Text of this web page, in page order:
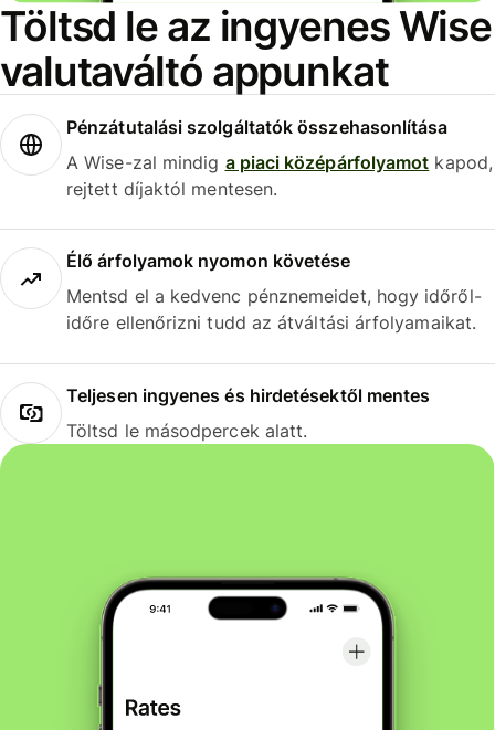
Töltsd le az ingyenes Wise
valutaváltó appunkat
Pénzátutalási szolgáltatók összehasonlítása
A Wise-zal mindig a piaci középárfolyamot kapod,
rejtett díjaktól mentesen.
Élő árfolyamok nyomon követése
Mentsd el a kedvenc pénznemeidet, hogy időről-
időre ellenőrizni tudd az átváltási árfolyamaikat.
Teljesen ingyenes és hirdetésektől mentes
Töltsd le másodpercek alatt.